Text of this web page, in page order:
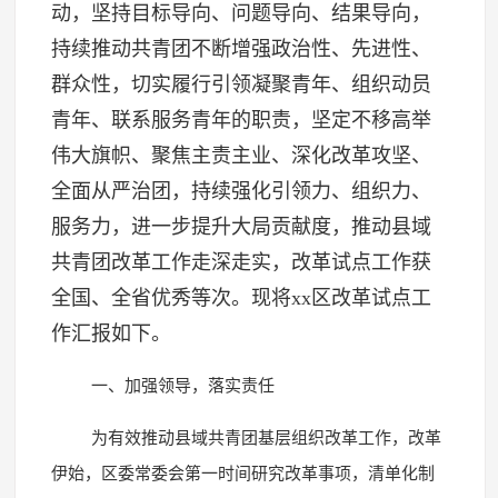
动，坚持目标导向、问题导向、结果导向，
持续推动共青团不断增强政治性、先进性、
群众性，切实履行引领凝聚青年、组织动员
青年、联系服务青年的职责，坚定不移高举
伟大旗帜、聚焦主责主业、深化改革攻坚、
全面从严治团，持续强化引领力、组织力、
服务力，进一步提升大局贡献度，推动县域
共青团改革工作走深走实，改革试点工作获
全国、全省优秀等次。现将xx区改革试点工
作汇报如下。
一、加强领导，落实责任
为有效推动县域共青团基层组织改革工作，改革
伊始，区委常委会第一时间研究改革事项，清单化制